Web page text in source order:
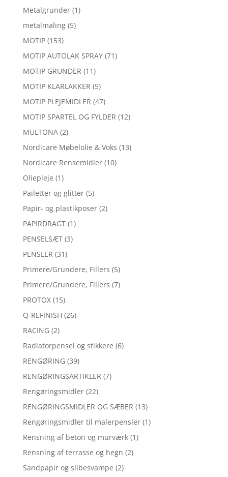
Metalgrunder (1)
metalmaling (5)
MOTIP (153)
MOTIP AUTOLAK SPRAY (71)
MOTIP GRUNDER (11)
MOTIP KLARLAKKER (5)
MOTIP PLEJEMIDLER (47)
MOTIP SPARTEL OG FYLDER (12)
MULTONA (2)
Nordicare Møbelolie & Voks (13)
Nordicare Rensemidler (10)
Oliepleje (1)
Pailetter og glitter (5)
Papir- og plastikposer (2)
PAPIRDRAGT (1)
PENSELSÆT (3)
PENSLER (31)
Primere/Grundere, Fillers (5)
Primere/Grundere, Fillers (7)
PROTOX (15)
Q-REFINISH (26)
RACING (2)
Radiatorpensel og stikkere (6)
RENGØRING (39)
RENGØRINGSARTIKLER (7)
Rengøringsmidler (22)
RENGØRINGSMIDLER OG SÆBER (13)
Rengøringsmidler til malerpensler (1)
Rensning af beton og murværk (1)
Rensning af terrasse og hegn (2)
Sandpapir og slibesvampe (2)